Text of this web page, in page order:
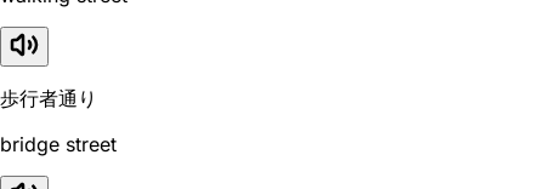
歩行者通り
bridge street